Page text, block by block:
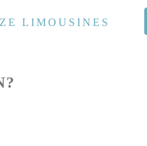
LIMOUSINES